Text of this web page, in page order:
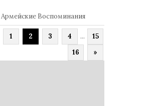
Армейские Воспоминания
1 2 3 4 ...
15
16
»